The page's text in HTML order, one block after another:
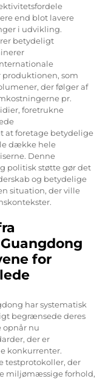
end blot lavere
i udvikling.
betydeligt
produktionen, som
der følger af
pr.
foretrukne
at foretage betydelige
dække hele
Denne
politisk støtte gør det
og betydelige
situation, der ville
for
har systematisk
begrænsede deres
opnår nu
der er
konkurrenter.
testprotokoller, der
miljømæssige forhold,